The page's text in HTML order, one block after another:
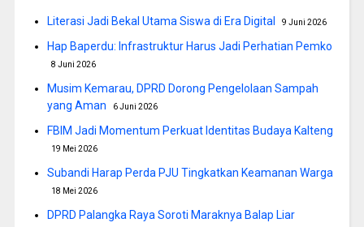
Literasi Jadi Bekal Utama Siswa di Era Digital 9 Juni 2026
Hap Baperdu: Infrastruktur Harus Jadi Perhatian Pemko
8 Juni 2026
Musim Kemarau, DPRD Dorong Pengelolaan Sampah
yang Aman
6 Juni 2026
FBIM Jadi Momentum Perkuat Identitas Budaya Kalteng
19 Mei 2026
Subandi Harap Perda PJU Tingkatkan Keamanan Warga
18 Mei 2026
DPRD Palangka Raya Soroti Maraknya Balap Liar